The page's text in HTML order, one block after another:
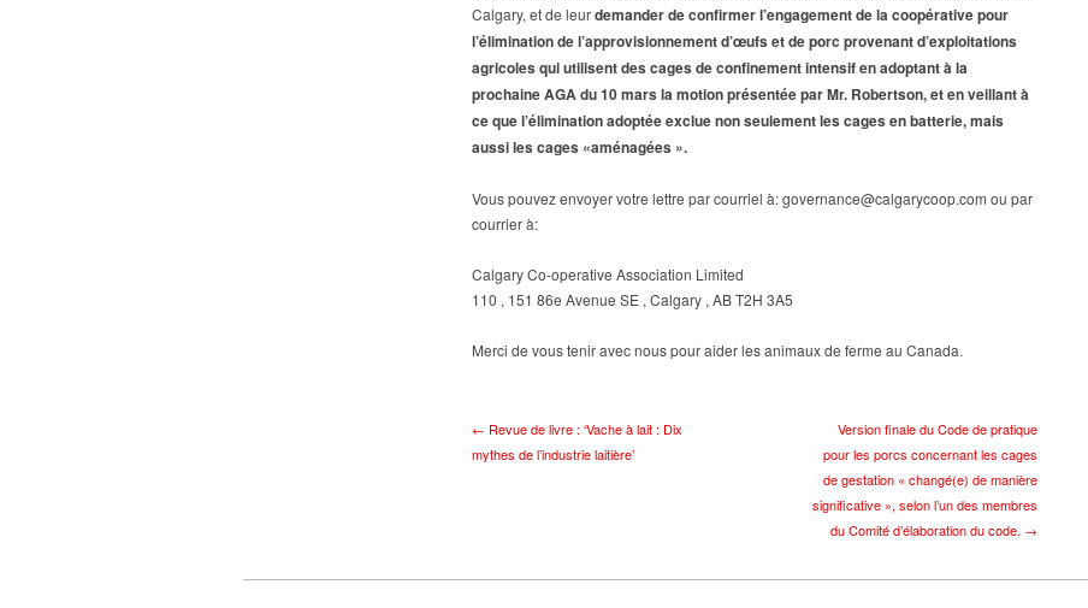
Calgary, et de leurdemander de confirmer l’engagement de la coopérative pour
l’élimination de l’approvisionnement d’œufs et de porc provenant d’exploitations
agricoles qui utilisent des cages de confinement intensif en adoptant à la
prochaine AGA du 10 mars la motion présentée par Mr. Robertson, et en veillant à
ce que l’élimination adoptée exclue non seulement les cages en batterie, mais
aussi les cages «aménagées ».
Vous pouvez envoyer votre lettre par courriel à: governance@calgarycoop.com ou par
courrier à:
Calgary Co-operative Association Limited
110 , 151 86e Avenue SE , Calgary , AB T2H 3A5
Merci de vous tenir avec nous pour aider les animaux de ferme au Canada.
← Revue de livre : ‘Vache à lait : Dix
mythes de l’industrie laitière’
Version finale du Code de pratique
pour les porcs concernant les cages
de gestation « changé(e) de manière
significative », selon l’un des membres
du Comité d’élaboration du code. →